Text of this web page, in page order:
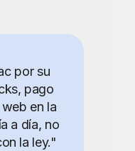
por su
pago
en la
a día, no
la ley."